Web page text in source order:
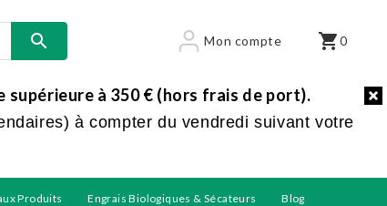
supérieure à 350 € (hors frais de port).
à compter du vendredi suivant votre
 Mon compte shopping_cart0
Produits Engrais Biologiques & Sécateurs Blog